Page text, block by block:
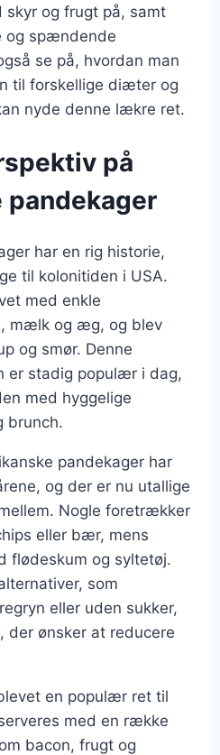
skyr og frugt på, samt
og spændende
se på, hvordan man
til forskellige diæter og
nyde denne lækre ret.
på
pandekager
har en rig historie,
til kolonitiden i USA.
med enkle
mælk og æg, og blev
og smør. Denne
er stadig populær i dag,
med hyggelige
brunch.
pandekager har
og der er nu utallige
Nogle foretrækker
eller bær, mens
flødeskum og syltetøj.
som
eller uden sukker,
der ønsker at reducere
en populær ret til
med en række
bacon, frugt og